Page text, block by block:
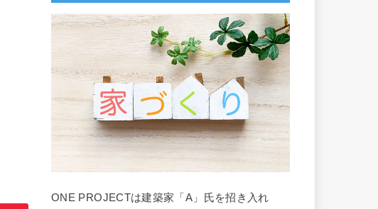
ONE PROJECTは建築家「A」氏を招き入れ